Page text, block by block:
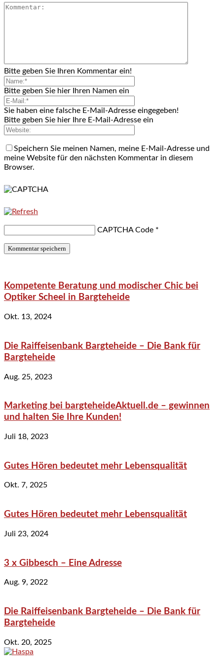
Bitte geben Sie Ihren Kommentar ein!
Bitte geben Sie hier Ihren Namen ein
Sie haben eine falsche E-Mail-Adresse eingegeben!
Bitte geben Sie hier Ihre E-Mail-Adresse ein
Speichern Sie meinen Namen, meine E-Mail-Adresse und
meine Website für den nächsten Kommentar in diesem
Browser.
CAPTCHA Code *
Kompetente Beratung und modischer Chic bei
Optiker Scheel in Bargteheide
Okt. 13, 2024
Die Raiffeisenbank Bargteheide – Die Bank für
Bargteheide
Aug. 25, 2023
Marketing bei bargteheideAktuell.de – gewinnen
und halten Sie Ihre Kunden!
Juli 18, 2023
Gutes Hören bedeutet mehr Lebensqualität
Okt. 7, 2025
Gutes Hören bedeutet mehr Lebensqualität
Juli 23, 2024
3 x Gibbesch – Eine Adresse
Aug. 9, 2022
Die Raiffeisenbank Bargteheide – Die Bank für
Bargteheide
Okt. 20, 2025